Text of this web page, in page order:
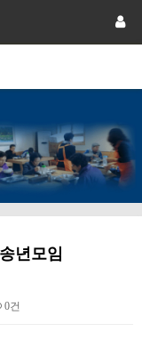
년모임
0건